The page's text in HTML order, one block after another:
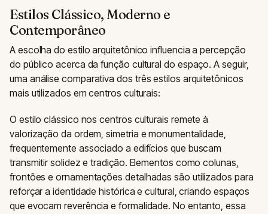
Estilos Clássico, Moderno e
Contemporâneo
A escolha do estilo arquitetônico influencia a percepção
do público acerca da função cultural do espaço. A seguir,
uma análise comparativa dos três estilos arquitetônicos
mais utilizados em centros culturais:
O estilo clássico nos centros culturais remete à
valorização da ordem, simetria e monumentalidade,
frequentemente associado a edifícios que buscam
transmitir solidez e tradição. Elementos como colunas,
frontões e ornamentações detalhadas são utilizados para
reforçar a identidade histórica e cultural, criando espaços
que evocam reverência e formalidade. No entanto, essa